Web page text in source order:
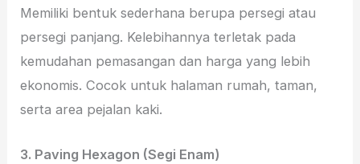
Memiliki bentuk sederhana berupa persegi atau
persegi panjang. Kelebihannya terletak pada
kemudahan pemasangan dan harga yang lebih
ekonomis. Cocok untuk halaman rumah, taman,
serta area pejalan kaki.
3. Paving Hexagon (Segi Enam)